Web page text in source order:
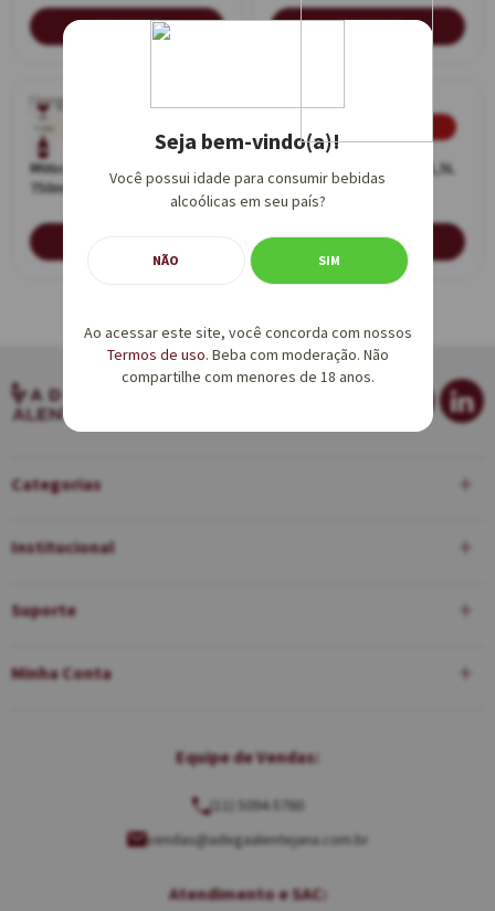
ADICIONAR ADICIONAR
Mouchão Tonel 3-4 Tinto
750ml - Caixa de Madeira
750ml
Promoção
Rafael Mouchão Tinto 1,5L
AVISE-ME
Categorias
Institucional
Suporte
Minha Conta
Equipe de Vendas:
(11) 5094-5760
vendas@adegaalentejana.com.br
Atendimento e SAC:
Seja bem-vindo(a)!
Você possui idade para consumir bebidas
alcoólicas em seu país?
NÃO SIM
Ao acessar este site, você concorda com nossos
Termos de uso. Beba com moderação. Não
compartilhe com menores de 18 anos.